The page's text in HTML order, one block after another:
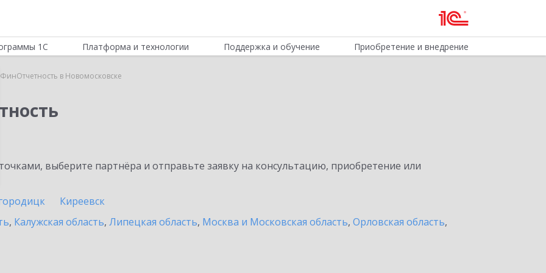
1С Платформа и технологии Поддержка и обучение Приобретение и внедрение
в Новомосковске
выберите партнёра и отправьте заявку на консультацию, приобретение или
Киреевск
, Калужская область, Липецкая область, Москва и Московская область, Орловская область,